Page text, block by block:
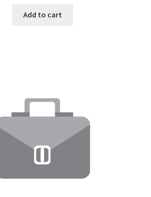
Add to cart